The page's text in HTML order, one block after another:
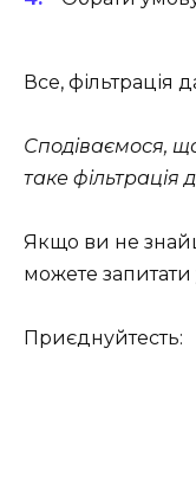
Все, фільтрація
Сподіваємося,
таке фільтрація
Якщо ви не
можете
Приєднуйтесть: